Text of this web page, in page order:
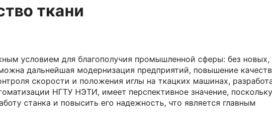
ткани
условием для благополучия промышленной сферы: без новых,
дальнейшая модернизация предприятий, повышение
скорости и положения иглы на ткацких машинах,
НГТУ НЭТИ, имеет перспективное значение,
станка и повысить его надежность, что является главным